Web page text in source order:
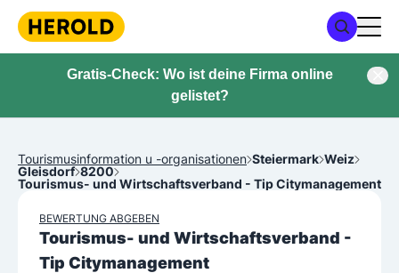
Gratis-Check: Wo ist deine Firma online
gelistet?
Tourismusinformation u -organisationen Steiermark Weiz
Gleisdorf 8200
Tourismus- und Wirtschaftsverband - Tip Citymanagement
BEWERTUNG ABGEBEN
Tourismus- und Wirtschaftsverband -
Tip Citymanagement